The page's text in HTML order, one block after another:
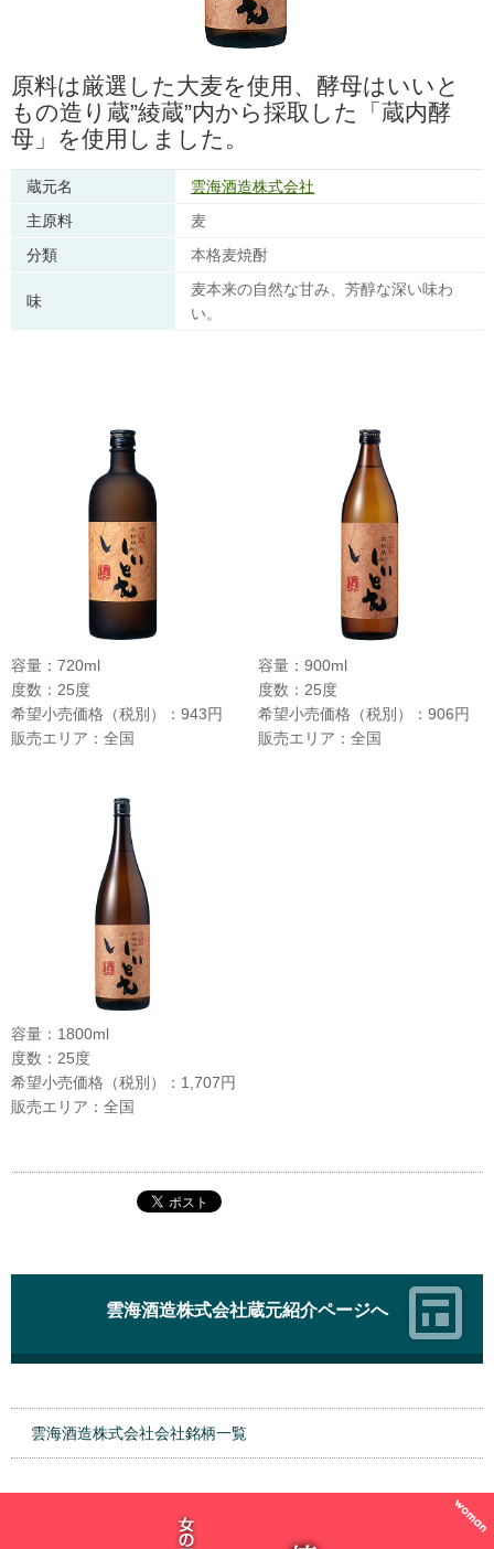
原料は厳選した大麦を使用、酵母はいいと
もの造り蔵”綾蔵”内から採取した「蔵内酵
母」を使用しました。
蔵元名
雲海酒造株式会社
主原料
麦
分類
本格麦焼酎
味
麦本来の自然な甘み、芳醇な深い味わ
い。
容量：720ml
度数：25度
希望小売価格（税別）：943円
販売エリア：全国
容量：900ml
度数：25度
希望小売価格（税別）：906円
販売エリア：全国
容量：1800ml
度数：25度
希望小売価格（税別）：1,707円
販売エリア：全国
雲海酒造株式会社蔵元紹介ページへ
雲海酒造株式会社会社銘柄一覧